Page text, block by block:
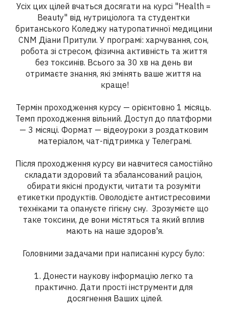
Усіх цих цілей вчаться досягати на курсі "Health =
Beauty" від нутриціолога та студентки
британського Коледжу натуропатичної медицини
CNM Діани Притули. У програмі: харчування, сон,
робота зі стресом, фізична активність та життя
без токсинів. Всього за 30 хв на день ви
отримаєте знання, які змінять ваше життя на
краще!
Термін проходження курсу — орієнтовно 1 місяць.
Темп проходження вільний. Доступ до платформи
— 3 місяці. Формат — відеоуроки з роздатковим
матеріалом, чат-підтримка у Телеграмі.
Після проходження курсу ви навчитеся самостійно
складати здоровий та збалансований раціон,
обирати якісні продукти, читати та розуміти
етикетки продуктів. Оволодієте антистресовими
техніками та опануєте гігієну сну.  Зрозумієте що
таке токсини, де вони містяться та який вплив
мають на наше здоров'я.
Головними задачами при написанні курсу було:
1. Донести наукову інформацію легко та
практично. Дати прості інструменти для
досягнення Ваших цілей.